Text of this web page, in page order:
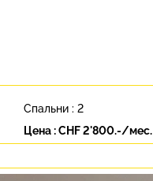
Цена :CHF 2'800.-/мес.
Спальни : 2